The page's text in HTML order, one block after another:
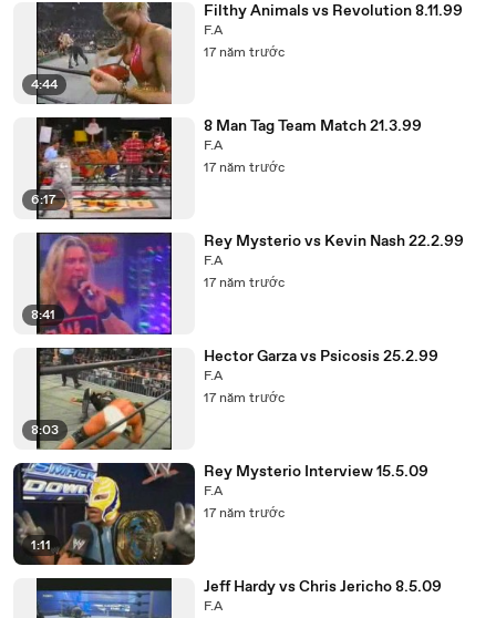
4:44
Filthy Animals vs Revolution 8.11.99
F.A
17 năm trước
6:17
8 Man Tag Team Match 21.3.99
F.A
17 năm trước
8:41
Rey Mysterio vs Kevin Nash 22.2.99
F.A
17 năm trước
8:03
Hector Garza vs Psicosis 25.2.99
F.A
17 năm trước
1:11
Rey Mysterio Interview 15.5.09
F.A
17 năm trước
Jeff Hardy vs Chris Jericho 8.5.09
F.A